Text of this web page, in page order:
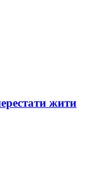
жити